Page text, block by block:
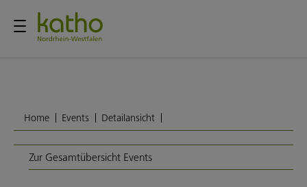
Home Events Detailansicht
Zur Gesamtübersicht Events